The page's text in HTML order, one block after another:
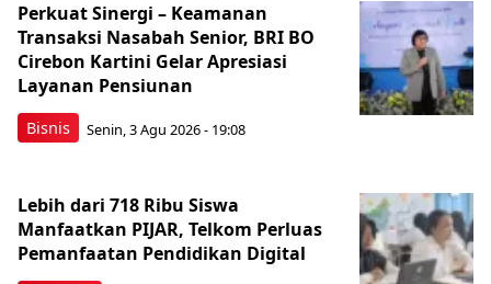
Bisnis
Perkuat Sinergi – Keamanan
Transaksi Nasabah Senior, BRI BO
Cirebon Kartini Gelar Apresiasi
Layanan Pensiunan
Senin, 3 Agu 2026 - 19:08
Lebih dari 718 Ribu Siswa
Manfaatkan PIJAR, Telkom Perluas
Pemanfaatan Pendidikan Digital